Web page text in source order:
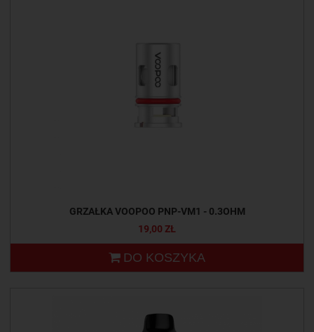
GRZAŁKA VOOPOO PNP-VM1 - 0.3OHM
19,00 ZŁ
DO KOSZYKA